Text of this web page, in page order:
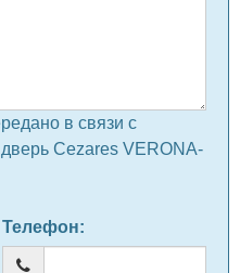
в связи с
Cezares VERONA-
Телефон: